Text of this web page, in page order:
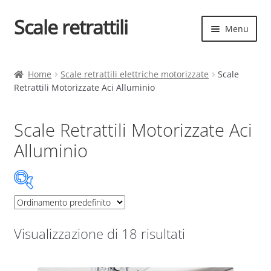
Vai
alla
Vai
al
Scale retrattili Menu
il
Contatti
Cart
Elenco scale
Scelta rapida
economiche
Home Scale retrattili elettriche motorizzate
Scale
Retrattili Motorizzate Aci Alluminio
Scale Retrattili Motorizzate Aci
Alluminio
Visualizzazione di 18 risultati